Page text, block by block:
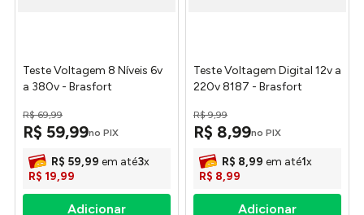
Teste Voltagem 8 Níveis 6v
a 380v - Brasfort
R$ 69,99
R$ 59,99no PIX
R$ 59,99 em até3x
R$ 19,99
Teste Voltagem Digital 12v a
220v 8187 - Brasfort
R$ 9,99
R$ 8,99no PIX
R$ 8,99 em até1x
R$ 8,99